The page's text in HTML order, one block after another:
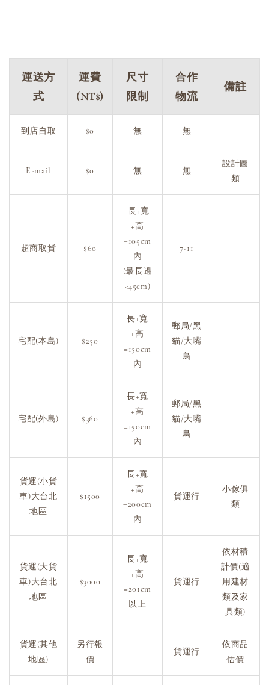
運送方
式
運費
(NT$)
尺寸
限制
合作
物流
備註
到店自取 $0 無 無
E-mail $0 無 無
設計圖
類
超商取貨 $60
長+寬
+高
=105cm
內
(最長邊
<45cm)
7-11
宅配(本島) $250
長+寬
+高
=150cm
內
郵局/黑
貓/大嘴
鳥
宅配(外島) $360
長+寬
+高
=150cm
內
郵局/黑
貓/大嘴
鳥
貨運(小貨
車)大台北
地區
$1500
長+寬
+高
=200cm
內
貨運行
小傢俱
類
貨運(大貨
車)大台北
地區
$3000
長+寬
+高
=201cm
以上
貨運行
依材積
計價(適
用建材
類及家
具類)
貨運(其他
地區)
另行報
價
貨運行
依商品
估價